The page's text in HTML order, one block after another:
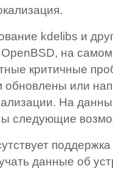
kdelibs и
на
критичные
обновлены или
На
следующие
данные об